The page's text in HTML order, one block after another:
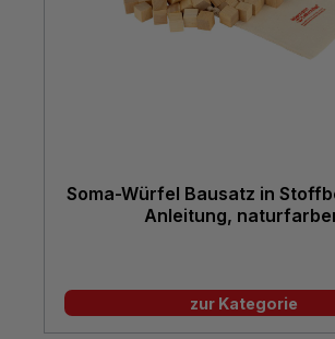
Soma-Würfel Bausatz in
Anleitung,
zur Kategorie